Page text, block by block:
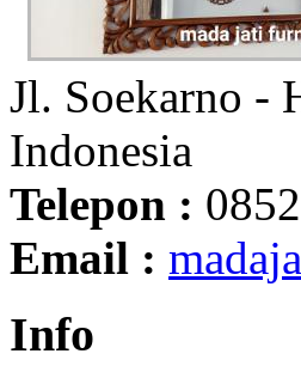
Jl. Soekarno -
Indonesia
Telepon :
Email :
Info